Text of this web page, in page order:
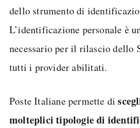
dello strumento di
L’identificazione personale è
necessario per il rilascio dello
tutti i provider abilitati.
Poste Italiane permette di
molteplici tipologie di